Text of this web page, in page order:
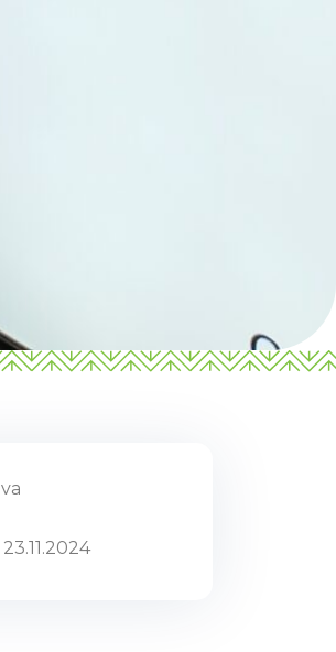
23.11.2024
niečo pre deti alebo
Napíšte mi.